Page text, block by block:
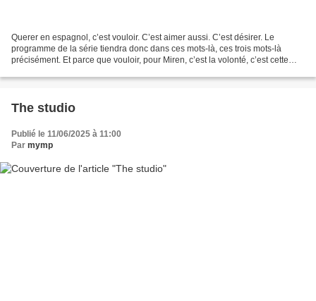
Querer en espagnol, c’est vouloir. C’est aimer aussi. C’est désirer. Le
programme de la série tiendra donc dans ces mots-là, ces trois mots-là
précisément. Et parce que vouloir, pour Miren, c’est la volonté, c’est cette
The studio
Publié le 11/06/2025 à 11:00
Par mymp